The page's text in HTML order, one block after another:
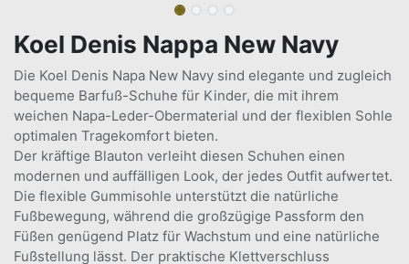
Koel Denis Nappa New Navy
Die Koel Denis Napa New Navy sind elegante und zugleich
bequeme Barfuß-Schuhe für Kinder, die mit ihrem
weichen Napa-Leder-Obermaterial und der flexiblen Sohle
optimalen Tragekomfort bieten.
Der kräftige Blauton verleiht diesen Schuhen einen
modernen und auffälligen Look, der jedes Outfit aufwertet.
Die flexible Gummisohle unterstützt die natürliche
Fußbewegung, während die großzügige Passform den
Füßen genügend Platz für Wachstum und eine natürliche
Fußstellung lässt. Der praktische Klettverschluss